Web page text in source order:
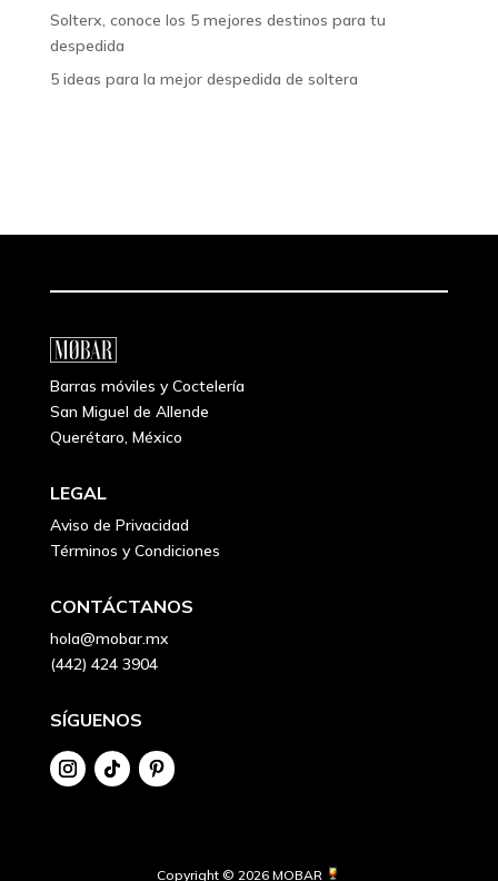
Solterx, conoce los 5 mejores destinos para tu
despedida
5 ideas para la mejor despedida de soltera
Barras móviles y Coctelería
San Miguel de Allende
Querétaro, México
LEGAL
Aviso de Privacidad
Términos y Condiciones
CONTÁCTANOS
hola@mobar.mx
(442) 424 3904
SÍGUENOS
Copyright © 2026 MOBAR